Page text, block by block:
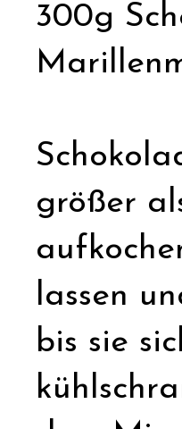
300g
größer
lassen
bis sie